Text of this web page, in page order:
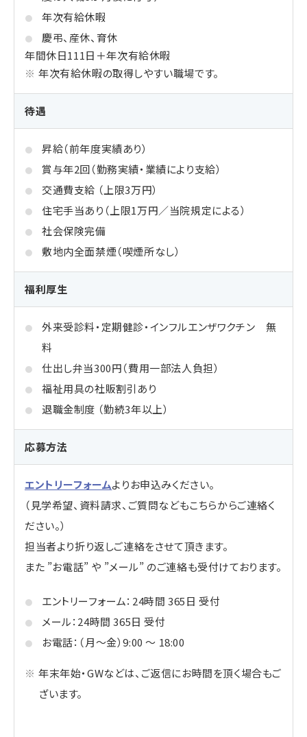
年次有給休暇
慶弔、産休、育休
年間休日111日＋年次有給休暇
年次有給休暇の取得しやすい職場です。
待遇
昇給（前年度実績あり）
賞与年2回（勤務実績・業績により支給）
交通費支給 （上限3万円）
住宅手当あり（上限1万円／当院規定による）
社会保険完備
敷地内全面禁煙（喫煙所なし）
福利厚生
外来受診料・定期健診・インフルエンザワクチン 無
料
仕出し弁当300円（費用一部法人負担）
福祉用具の社販割引あり
退職金制度 （勤続3年以上）
応募方法
エントリーフォームよりお申込みください。
（見学希望、資料請求、ご質問などもこちらからご連絡く
ださい。）
担当者より折り返しご連絡をさせて頂きます。
また ”お電話” や ”メール” のご連絡も受付けております。
エントリーフォーム：24時間 365日 受付
メール：24時間 365日 受付
お電話：（月～金）9:00 ～ 18:00
年末年始・GWなどは、ご返信にお時間を頂く場合もご
ざいます。